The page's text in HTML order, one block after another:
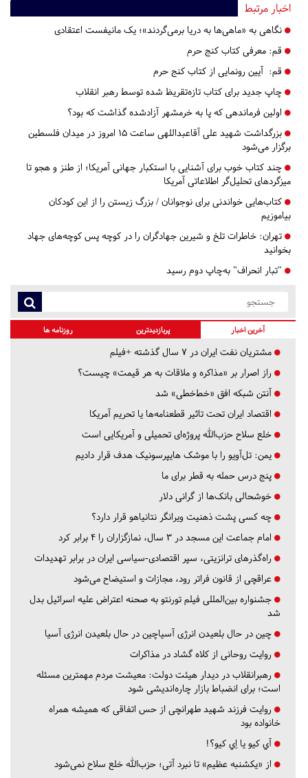
اخبار مرتبط
نگاهی به «ماهی‌ها به دریا برمی‌گردند»؛ یک مانیفست اعتقادی
قم: معرفی کتاب کنج حرم
قم: آیین رونمایی از کتاب کنج حرم
چاپ جدید برای کتاب تازه‌تقریظ شده توسط رهبر انقلاب
اولین فرماندهی که پا به خرمشهر آزادشده گذاشت که بود؟
بزرگداشت شهید علی آقاعبداللهی ساعت 15 امروز در میدان فلسطین
برگزار می‌شود
چند کتاب خوب برای آشنایی با استکبار جهانی آمریکا؛ از طنز و هجو تا
میزگردهای تحلیل‌گر اطلاعاتی آمریکا
کتاب‌هایی خواندنی برای نوجوانان / بزرگ زیستن را از این کودکان
بیاموزیم
تهران: خاطرات تلخ و شیرین جهادگران را در کوچه پس کوچه‌های جهاد
بخوانید
"تبار انحراف" به‌چاپ دوم رسید
آخرین اخبار پربازدیدترین روزنامه ها
مشتریان نفت ایران در ۷ سال گذشته +فیلم
راز اصرار بر «مذاکره و ملاقات به هر قیمت» چیست؟
آنتن شبکه افق «خط‌خطی» شد
اقتصاد ایران تحت تاثیر قطعنامه‌ها یا تحریم‌ آمریکا
خلع سلاح حزب‌الله پروژه‌ای تحمیلی و آمریکایی است
یمن: تل‌آویو را با موشک هایپرسونیک هدف قرار دادیم
پنج درس‌ حمله به قطر برای ما
خوشحالی بانک‌ها از گرانی دلار
چه کسی پشت ذهنیت ویرانگر نتانیاهو قرار دارد؟
امام جماعت این مسجد در ۳ سال، نمازگزاران را ۴ برابر کرد
راه‌گذرهای ترانزیتی، سپر اقتصادی-سیاسی ایران در برابر تهدیدات
عراقچی از قانون فراتر رود، مجازات و استیضاح می‌شود
جشنواره بین‌المللی فیلم تورنتو به صحنه اعتراض علیه اسرائیل بدل
شد
چین در حال بلعیدن انرژی آسیاچین در حال بلعیدن انرژی آسیا
روایت روحانی از کلاه گشاد در مذاکرات
رهبرانقلاب در دیدار هیئت دولت: معیشت مردم مهمترین مسئله
است؛ برای انضباط بازار چاره‌اندیشی شود
روایت فرزند شهید طهرانچی از حس اتفاقی که همیشه همراه
خانواده بود
آي كيو يا اِي كيو؟!
از «یکشنبه عظیم» تا نبرد آتی؛ حزب‌الله خلع سلاح نمی‌شود